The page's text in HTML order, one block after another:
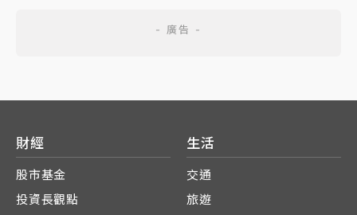
財經
股市基金
投資長觀點
生活
交通
旅遊